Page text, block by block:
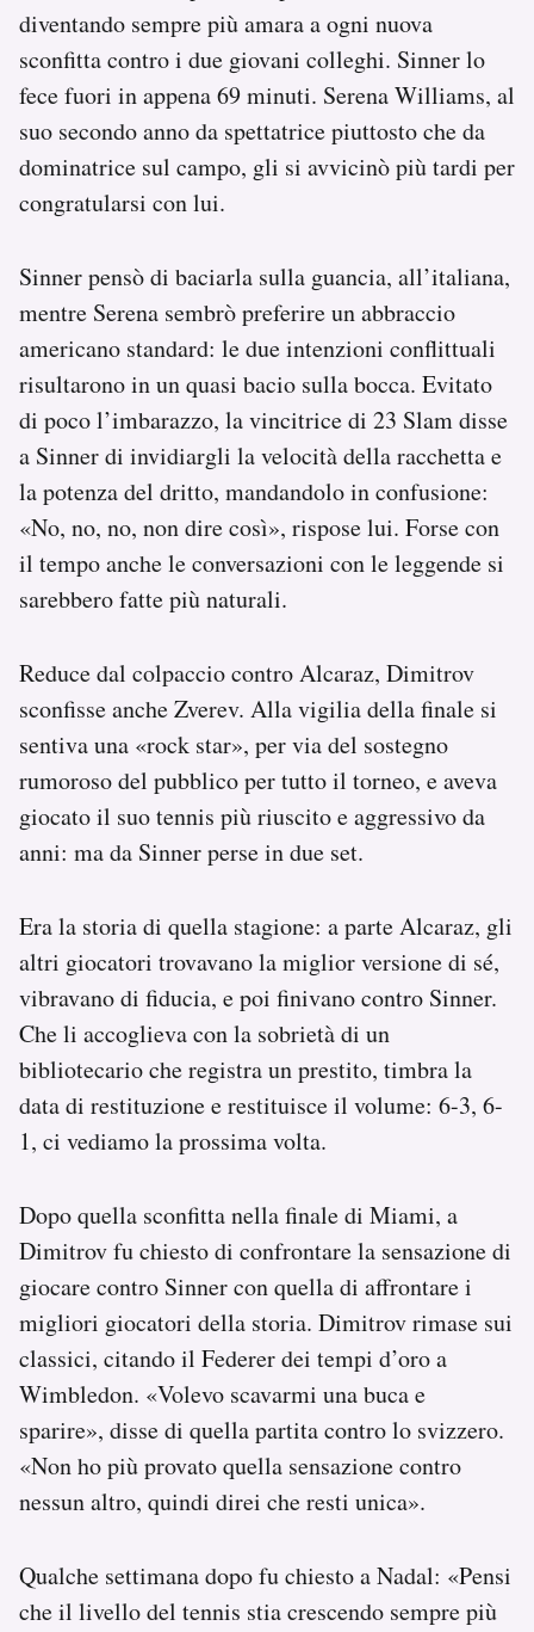
diventando sempre più amara a ogni nuova
sconfitta contro i due giovani colleghi. Sinner lo
fece fuori in appena 69 minuti. Serena Williams, al
suo secondo anno da spettatrice piuttosto che da
dominatrice sul campo, gli si avvicinò più tardi per
congratularsi con lui.
Sinner pensò di baciarla sulla guancia, all’italiana,
mentre Serena sembrò preferire un abbraccio
americano standard: le due intenzioni conflittuali
risultarono in un quasi bacio sulla bocca. Evitato
di poco l’imbarazzo, la vincitrice di 23 Slam disse
a Sinner di invidiargli la velocità della racchetta e
la potenza del dritto, mandandolo in confusione:
«No, no, no, non dire così», rispose lui. Forse con
il tempo anche le conversazioni con le leggende si
sarebbero fatte più naturali.
Reduce dal colpaccio contro Alcaraz, Dimitrov
sconfisse anche Zverev. Alla vigilia della finale si
sentiva una «rock star», per via del sostegno
rumoroso del pubblico per tutto il torneo, e aveva
giocato il suo tennis più riuscito e aggressivo da
anni: ma da Sinner perse in due set.
Era la storia di quella stagione: a parte Alcaraz, gli
altri giocatori trovavano la miglior versione di sé,
vibravano di fiducia, e poi finivano contro Sinner.
Che li accoglieva con la sobrietà di un
bibliotecario che registra un prestito, timbra la
data di restituzione e restituisce il volume: 6-3, 6-
1, ci vediamo la prossima volta.
Dopo quella sconfitta nella finale di Miami, a
Dimitrov fu chiesto di confrontare la sensazione di
giocare contro Sinner con quella di affrontare i
migliori giocatori della storia. Dimitrov rimase sui
classici, citando il Federer dei tempi d’oro a
Wimbledon. «Volevo scavarmi una buca e
sparire», disse di quella partita contro lo svizzero.
«Non ho più provato quella sensazione contro
nessun altro, quindi direi che resti unica».
Qualche settimana dopo fu chiesto a Nadal: «Pensi
che il livello del tennis stia crescendo sempre più